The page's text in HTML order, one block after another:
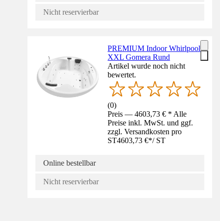
Nicht reservierbar
PREMIUM Indoor Whirlpool
XXL Gomera Rund
Artikel wurde noch nicht
bewertet.
(0)
Preis — 4603,73 € * Alle
Preise inkl. MwSt. und ggf.
zzgl. Versandkosten pro
ST4603,73 €*/ ST
Online bestellbar
Nicht reservierbar